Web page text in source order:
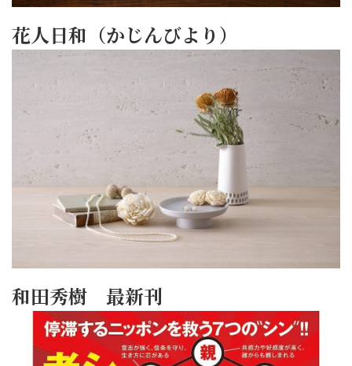
花人日和（かじんびより）
和田秀樹 最新刊